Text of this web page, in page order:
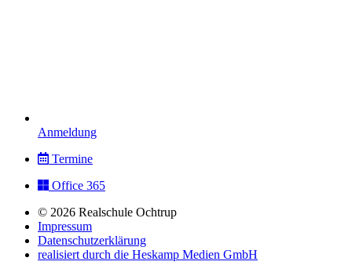
Anmeldung
Termine
Office 365
© 2026 Realschule Ochtrup
Impressum
Datenschutzerklärung
realisiert durch die Heskamp Medien GmbH